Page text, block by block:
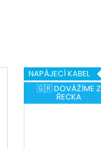
NAPÁJECÍ KABEL
🇬🇷 DOVÁŽÍME Z
ŘECKA